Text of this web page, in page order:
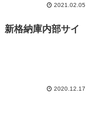
2021.02.05
格納庫内部サイ
2020.12.17